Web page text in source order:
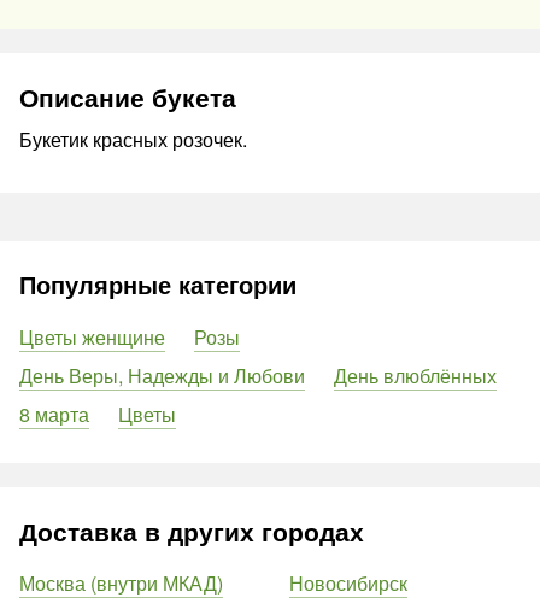
Описание букета
Букетик красных розочек.
Популярные категории
Цветы женщине
Розы
День Веры, Надежды и Любови
День влюблённых
8 марта
Цветы
Доставка в других городах
Москва (внутри МКАД)
Новосибирск